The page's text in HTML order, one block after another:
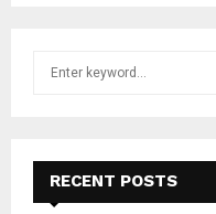
f
RECENT POSTS